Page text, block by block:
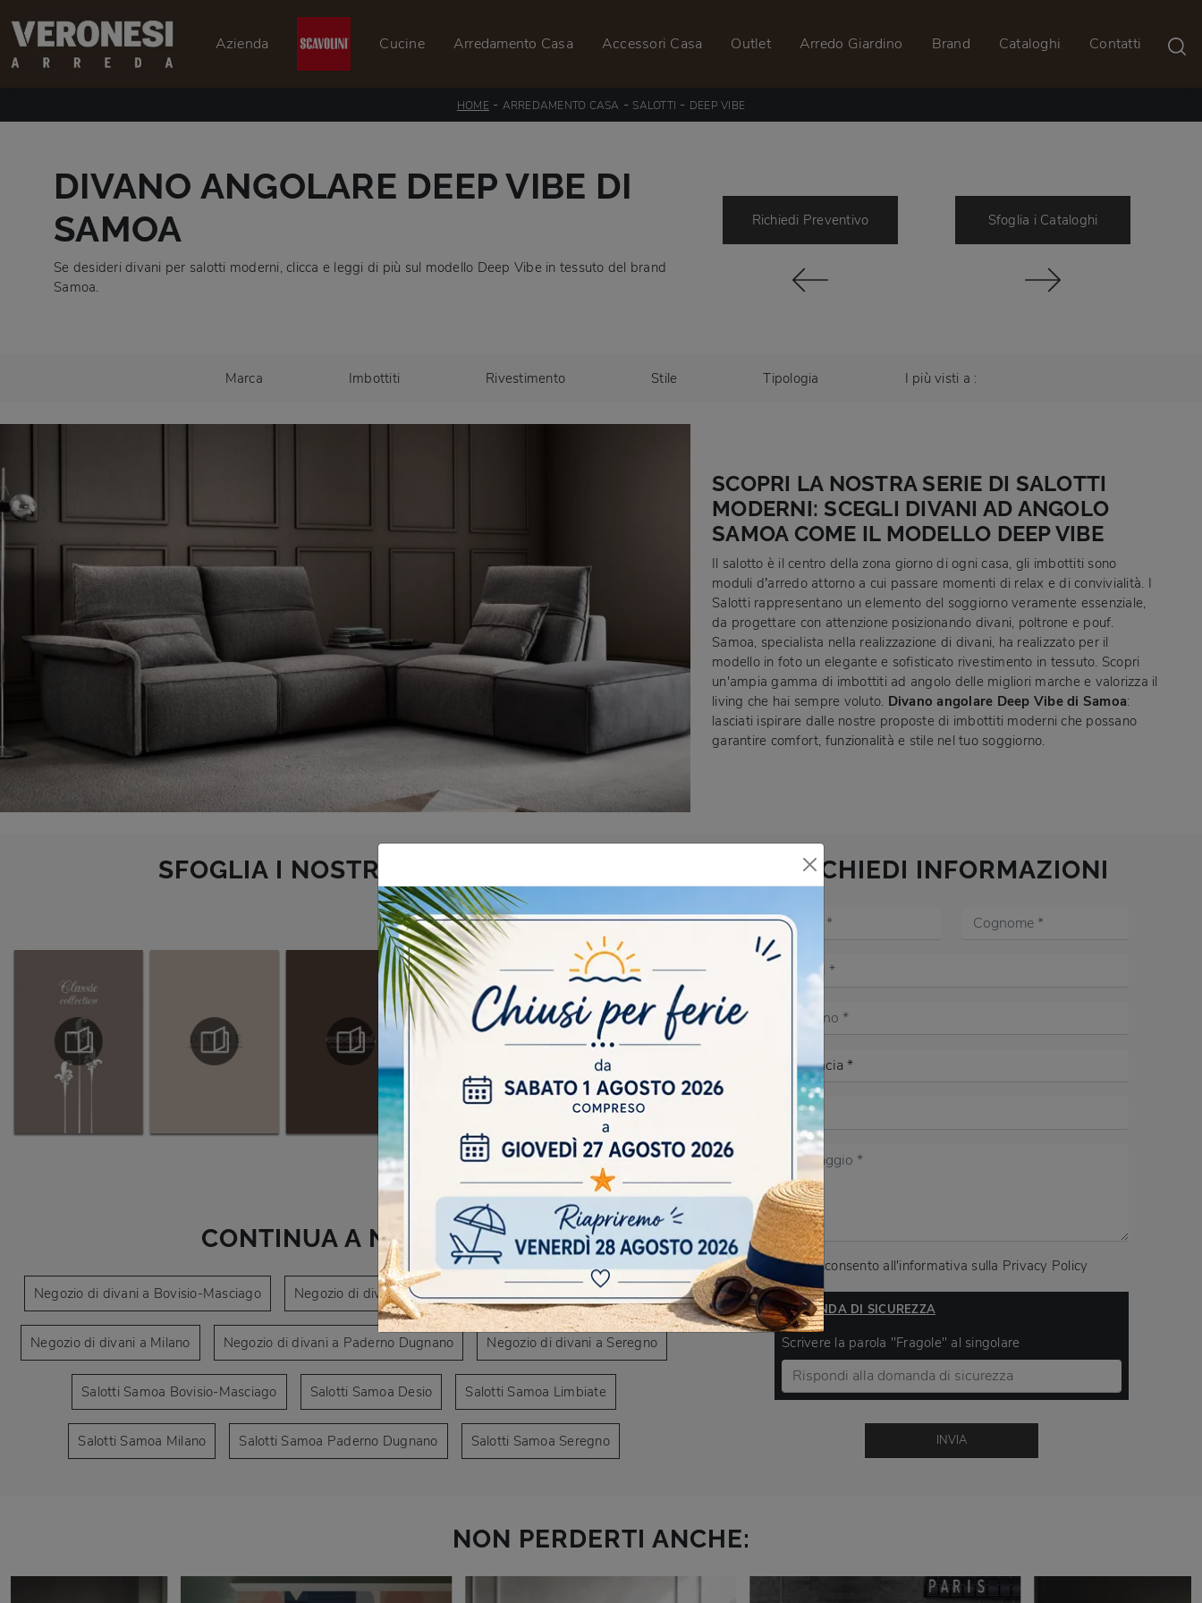
Azienda Cucine Arredamento Casa Accessori Casa Outlet Arredo Giardino Brand Cataloghi Contatti
HOME - ARREDAMENTO CASA - SALOTTI - DEEP VIBE
DIVANO ANGOLARE DEEP VIBE DI
SAMOA
Se desideri divani per salotti moderni, clicca e leggi di più sul modello Deep Vibe in tessuto del brand
Samoa.
Richiedi Preventivo Sfoglia i Cataloghi
Marca Imbottiti Rivestimento Stile Tipologia I più visti a :
SCOPRI LA NOSTRA SERIE DI SALOTTI
MODERNI: SCEGLI DIVANI AD ANGOLO
SAMOA COME IL MODELLO DEEP VIBE
Il salotto è il centro della zona giorno di ogni casa, gli imbottiti sono
moduli d’arredo attorno a cui passare momenti di relax e di convivialità. I
Salotti rappresentano un elemento del soggiorno veramente essenziale,
da progettare con attenzione posizionando divani, poltrone e pouf.
Samoa, specialista nella realizzazione di divani, ha realizzato per il
modello in foto un elegante e sofisticato rivestimento in tessuto. Scopri
un'ampia gamma di imbottiti ad angolo delle migliori marche e valorizza il
living che hai sempre voluto. Divano angolare Deep Vibe di Samoa:
lasciati ispirare dalle nostre proposte di imbottiti moderni che possano
garantire comfort, funzionalità e stile nel tuo soggiorno.
SFOGLIA I NOSTRI CATALOGHI
CONTINUA A NAVIGARE
Negozio di divani a Bovisio-Masciago Negozio di divani a Desio Negozio di divani a Limbiate
Negozio di divani a Milano Negozio di divani a Paderno Dugnano Negozio di divani a Seregno
Salotti Samoa Bovisio-Masciago Salotti Samoa Desio Salotti Samoa Limbiate
Salotti Samoa Milano Salotti Samoa Paderno Dugnano Salotti Samoa Seregno
RICHIEDI INFORMAZIONI
Acconsento all'informativa sulla Privacy Policy
DOMANDA DI SICUREZZA
Scrivere la parola "Fragole" al singolare
INVIA
NON PERDERTI ANCHE: